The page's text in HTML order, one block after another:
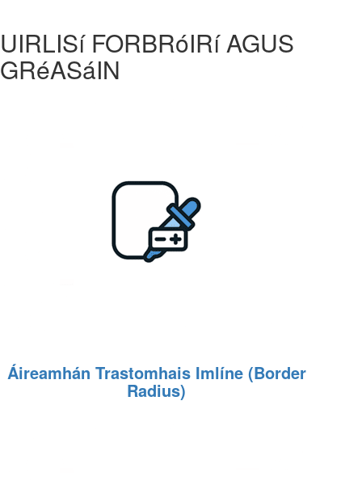
UIRLISí FORBRóIRí AGUS
GRéASáIN
Áireamhán Trastomhais Imlíne (Border
Radius)